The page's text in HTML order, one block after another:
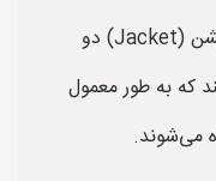
الگوی سویشرت (Sweatshirt) و کاپشن (Jacket) دو
که به طور معمول
می‌شوند.